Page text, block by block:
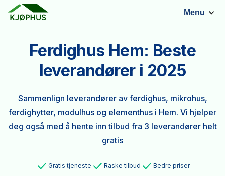
Menu
Ferdighus Hem: Beste
leverandører i 2025
Sammenlign leverandører av ferdighus, mikrohus,
ferdighytter, modulhus og elementhus i Hem. Vi hjelper
deg også med å hente inn tilbud fra 3 leverandører helt
gratis
Gratis tjeneste Raske tilbud Bedre priser